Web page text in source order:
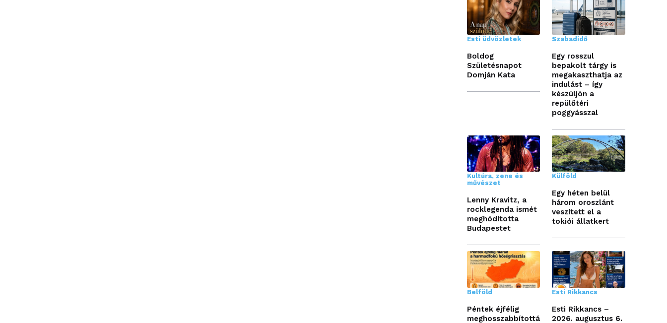
Esti üdvözletek
Boldog
Születésnapot
Domján Kata
Szabadidő
Egy rosszul
bepakolt tárgy is
megakaszthatja az
indulást – így
készüljön a
repülőtéri
poggyásszal
Kultúra, zene és
művészet
Lenny Kravitz, a
rocklegenda ismét
meghódította
Budapestet
Külföld
Egy héten belül
három oroszlánt
veszített el a
tokiói állatkert
Belföld
Péntek éjfélig
meghosszabbítottá
Esti Rikkancs
Esti Rikkancs –
2026. augusztus 6.